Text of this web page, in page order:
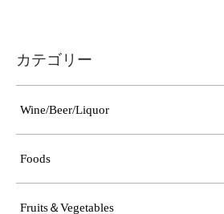
カテゴリー
Wine/Beer/Liquor
Foods
Fruits＆Vegetables